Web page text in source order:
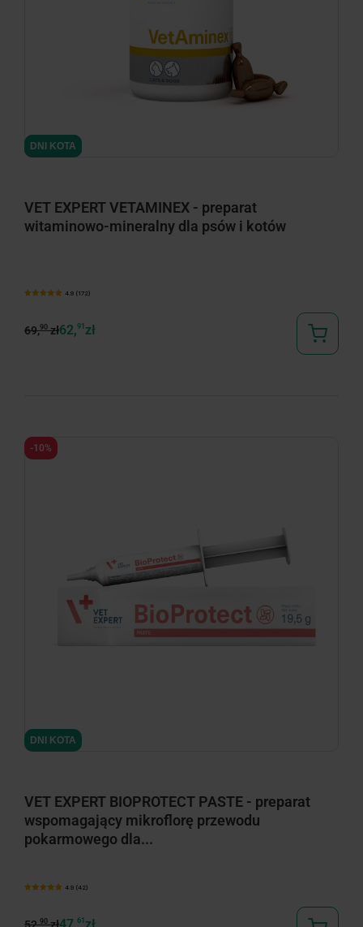
DNI KOTA
DNI KOTA
VET EXPERT VETAMINEX - preparat
witaminowo-mineralny dla psów i kotów
4.9 (172)
69,90zł62,91 zł
DNI KOTA
VET EXPERT BIOPROTECT PASTE - preparat
wspomagający mikroflorę przewodu
pokarmowego dla...
4.9 (42)
90 61
-10%